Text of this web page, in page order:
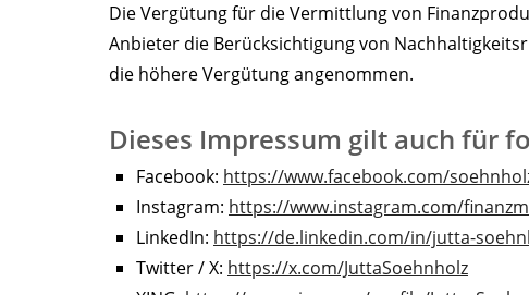
Die Vergütung für die Vermittlung von
Anbieter die Berücksichtigung von
die höhere Vergütung angenommen.
Dieses Impressum gilt auch für
Facebook: https://www.facebook.com/
Instagram: https://www.instagram.com/
LinkedIn: https://de.linkedin.com/in/jutta-
Twitter / X: https://x.com/JuttaSoehnholz